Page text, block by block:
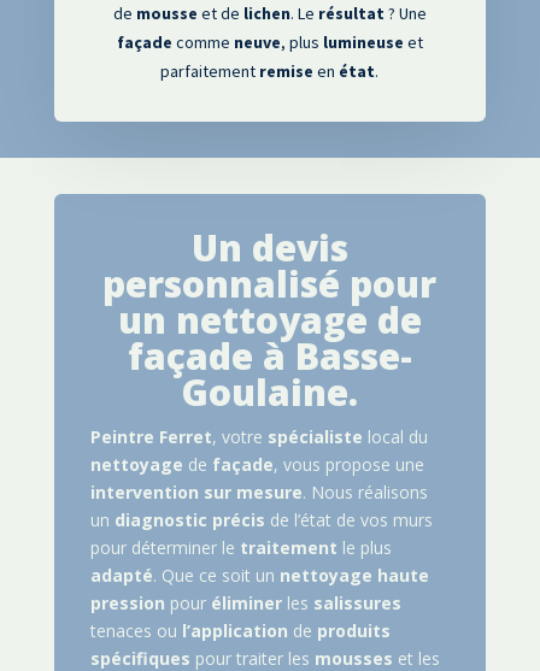
de mousse et de lichen. Le résultat ? Une
façade comme neuve, plus lumineuse et
parfaitement remise en état.
Un devis
personnalisé pour
un nettoyage de
façade àBasse-
Goulaine.
Peintre Ferret, votre spécialiste local du
nettoyage de façade, vous propose une
intervention sur mesure. Nous réalisons
un diagnostic précis de l’état de vos murs
pour déterminer le traitement le plus
adapté. Que ce soit un nettoyage haute
pression pour éliminerles salissures
tenaces ou l’application de produits
spécifiques pour traiter les mousses et les